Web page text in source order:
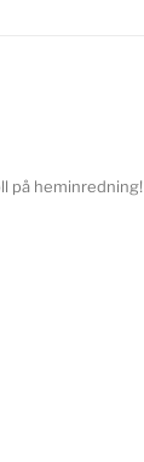
på heminredning!